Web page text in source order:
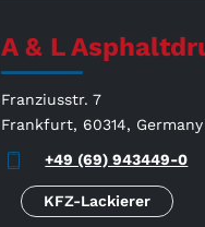
A & L
Franziusstr. 7
Frankfurt, 60314, Germany
+49 (69) 943449-0
KFZ-Lackierer